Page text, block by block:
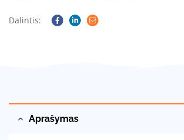
Dalintis:
Facebook
Linkedin
Email
Aprašymas